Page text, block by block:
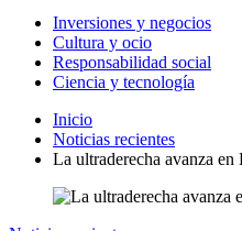
Inversiones y negocios
Cultura y ocio
Responsabilidad social
Ciencia y tecnología
Inicio
Noticias recientes
La ultraderecha avanza en